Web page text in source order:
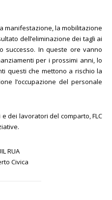
manifestazione, la mobilitazione
dell’eliminazione dei tagli ai
successo. In queste ore vanno
per i prossimi anni, lo
questi che mettono a rischio la
l’occupazione del personale
dei lavoratori del comparto, FLC
RUA
Civica